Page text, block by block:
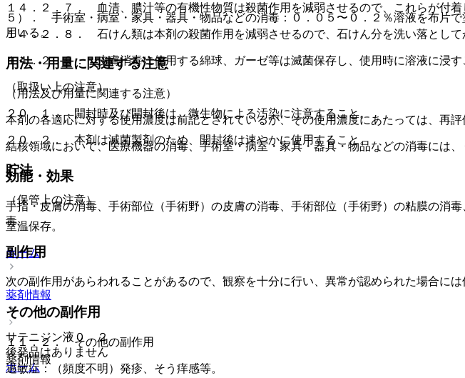
１４．２．７． 血清、膿汁等の有機性物質は殺菌作用を減弱させるので、これらが付
１４．２．８． 石けん類は本剤の殺菌作用を減弱させるので、石けん分を洗い落として
１４．２．９． 皮膚消毒に使用する綿球、ガーゼ等は滅菌保存し、使用時に溶液に浸す
（取扱い上の注意）
２０．１． 開封時及び開封後は、微生物による汚染に注意すること。
２０．２． 本剤は滅菌製剤のため、開封後は速やかに使用すること。
貯法
（保管上の注意）
室温保存。
ホーム
薬剤情報
サテニジン液０．２
後発品はありません
ホーム
５）． 手術室・病室・家具・器具・物品などの消毒：０．０５〜０．２％溶液を布片
用いる。
用法・用量に関連する注意
（用法及び用量に関連する注意）
本剤の各適応に対する使用濃度は前記とされているが、その使用濃度にあたっては、再評
結核領域において、医療機器の消毒、手術室・病室・家具・器具・物品などの消毒には
効能・効果
手指・皮膚の消毒、手術部位（手術野）の皮膚の消毒、手術部位（手術野）の粘膜の消
毒。
副作用
次の副作用があらわれることがあるので、観察を十分に行い、異常が認められた場合に
その他の副作用
１１．２． その他の副作用
過敏症：（頻度不明）発疹、そう痒感等。
薬剤情報